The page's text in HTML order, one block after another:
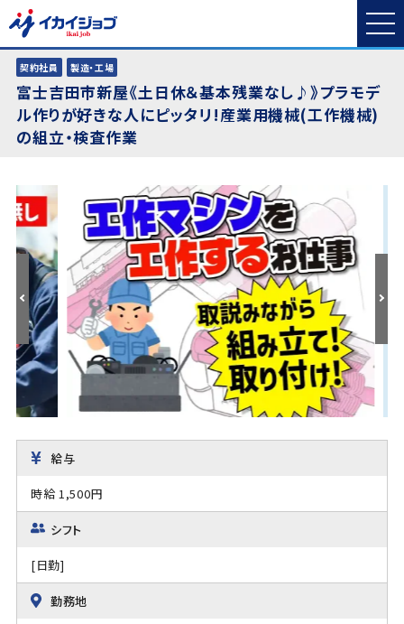
契約社員 製造・工場
富士吉田市新屋《土日休＆基本残業なし♪》プラモデ
ル作りが好きな人にピッタリ!産業用機械(工作機械)
の組立・検査作業
給与
時給 1,500円
シフト
[日勤]
勤務地